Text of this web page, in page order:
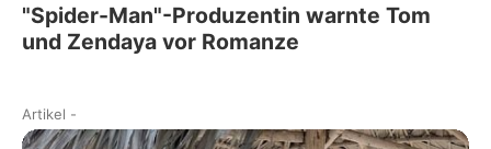
"Spider-Man"-Produzentin warnte Tom
und Zendaya vor Romanze
Artikel -